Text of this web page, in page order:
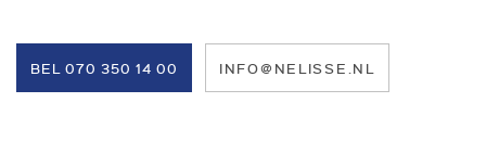
BEL 070 350 14 00 INFO@NELISSE.NL